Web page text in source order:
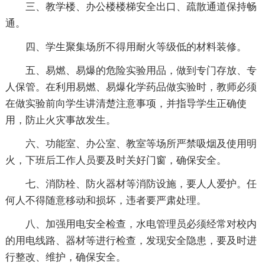
三、教学楼、办公楼楼梯安全出口、疏散通道保持畅
通。
四、学生聚集场所不得用耐火等级低的材料装修。
五、易燃、易爆的危险实验用品，做到专门存放、专
人保管。在利用易燃、易爆化学药品做实验时，教师必须
在做实验前向学生讲清楚注意事项，并指导学生正确使
用，防止火灾事故发生。
六、功能室、办公室、教室等场所严禁吸烟及使用明
火，下班后工作人员要及时关好门窗，确保安全。
七、消防栓、防火器材等消防设施，要人人爱护。任
何人不得随意移动和损坏，违者要严肃处理。
八、加强用电安全检查，水电管理员必须经常对校内
的用电线路、器材等进行检查，发现安全隐患，要及时进
行整改、维护，确保安全。